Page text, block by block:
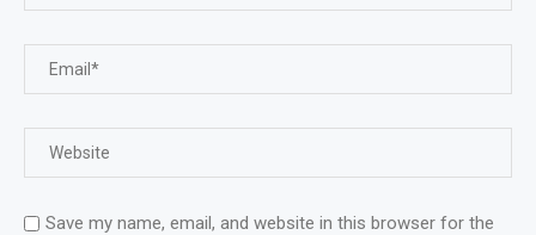
Save my name, email, and website in this browser for the